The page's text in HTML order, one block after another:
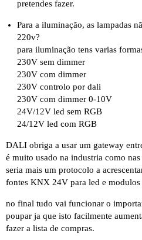
pretendes fazer.
Para a iluminação, as lampadas
220v?
para iluminação tens varias
230V sem dimmer
230V com dimmer
230V controlo por dali
230V com dimmer 0-10V
24V/12V led sem RGB
24/12V led com RGB
DALI obriga a usar um gateway
é muito usado na industria como
seria mais um protocolo a
fontes KNX 24V para led e
no final tudo vai funcionar o
poupar ja que isto facilmente
fazer a lista de compras.